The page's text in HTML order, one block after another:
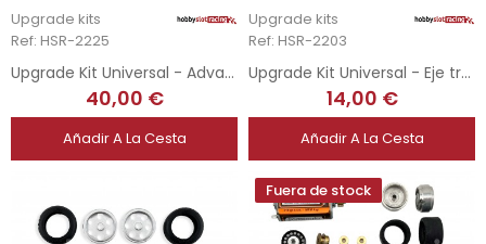
Upgrade kits
Ref: HSR-2225
Upgrade Kit Universal - Advance 4x4 Rally AngleWinder / Extreme Angle
40,00 €
Añadir A La Cesta
Upgrade kits
Ref: HSR-2203
Upgrade Kit Universal - Eje trasero completo Velocidad
14,00 €
Añadir A La Cesta
Fuera de stock